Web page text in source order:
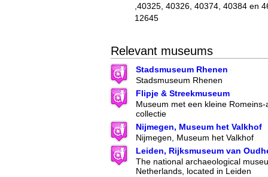
,40325, 40326, 40374, 40384 en
12645
Relevant museums
Stadsmuseum Rhenen
Stadsmuseum Rhenen
Flipje & Streekmuseum
Museum met een kleine
collectie
Nijmegen, Museum het Valkhof
Nijmegen, Museum het Valkhof
Leiden, Rijksmuseum van
The national archaeological
Netherlands, located in Leiden